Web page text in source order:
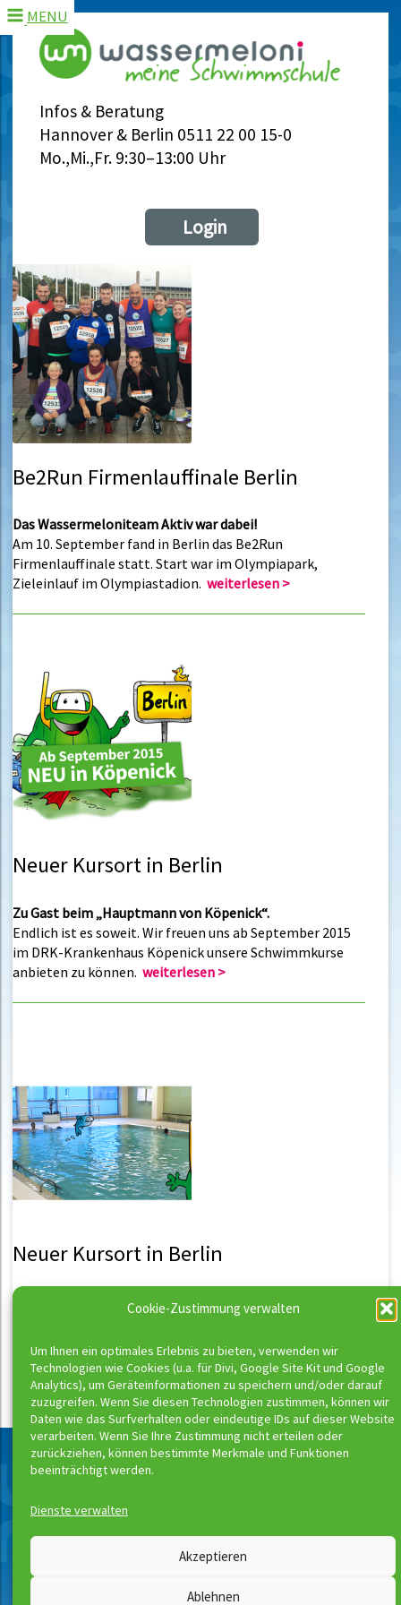
Cookie-Zustimmung verwalten
Um Ihnen ein optimales Erlebnis zu bieten, verwenden wir
Technologien wie Cookies (u.a. für Divi, Google Site Kit und Google
Analytics), um Geräteinformationen zu speichern und/oder darauf
zuzugreifen. Wenn Sie diesen Technologien zustimmen, können wir
Daten wie das Surfverhalten oder eindeutige IDs auf dieser Website
verarbeiten. Wenn Sie Ihre Zustimmung nicht erteilen oder
zurückziehen, können bestimmte Merkmale und Funktionen
beeinträchtigt werden.
Dienste verwalten
Akzeptieren
Ablehnen
Infos & Beratung
Hannover & Berlin 0511 22 00 15-0
Mo.,Mi.,Fr. 9:30–13:00 Uhr
MENU
Login
Be2Run Firmenlauffinale Berlin
Das Wassermeloniteam Aktiv war dabei!
Am 10. September fand in Berlin das Be2Run
Firmenlauffinale statt. Start war im Olympiapark,
Zieleinlauf im Olympiastadion. weiterlesen >
Neuer Kursort in Berlin
Zu Gast beim „Hauptmann von Köpenick“.
Endlich ist es soweit. Wir freuen uns ab September 2015
im DRK-Krankenhaus Köpenick unsere Schwimmkurse
anbieten zu können. weiterlesen >
Neuer Kursort in Berlin
Willkommen im Kombibad Seestraße.
„Ick steh uff Wedding“. Wir Wassermelonis jetzt auch. Im
Bäderbetrieben.weiterlesen >
Neueste Beiträge
Buchungsstart der neuen Kurse
Impressum